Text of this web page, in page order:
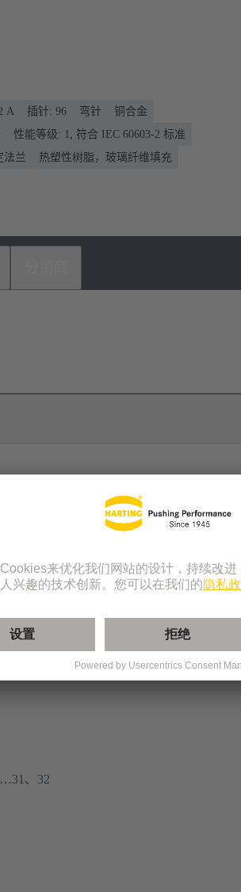
A 插针: 96 弯针
铜合金
性能等级: 1, 符合 IEC 60603-2 标准
法兰
热塑性树脂，玻璃纤维填充
、32